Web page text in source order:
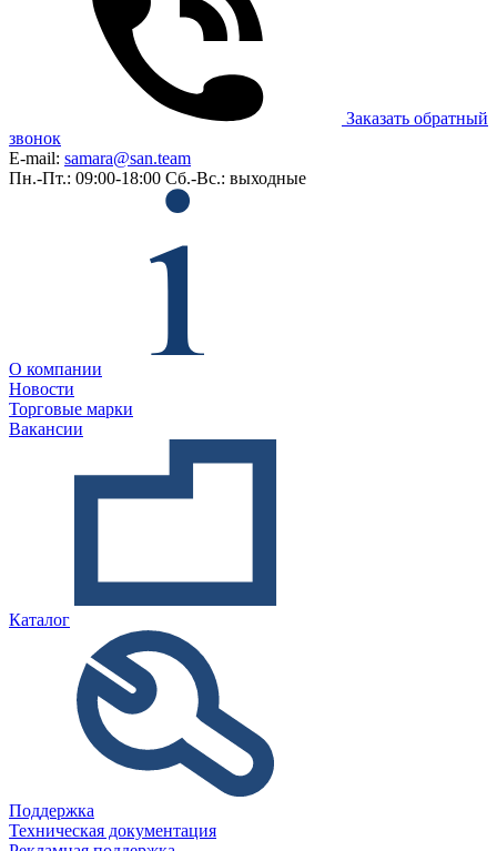
Заказать обратный
звонок
E-mail: samara@san.team
Пн.-Пт.: 09:00-18:00 Сб.-Вс.: выходные
О компании
Новости
Торговые марки
Вакансии
Каталог
Поддержка
Техническая документация